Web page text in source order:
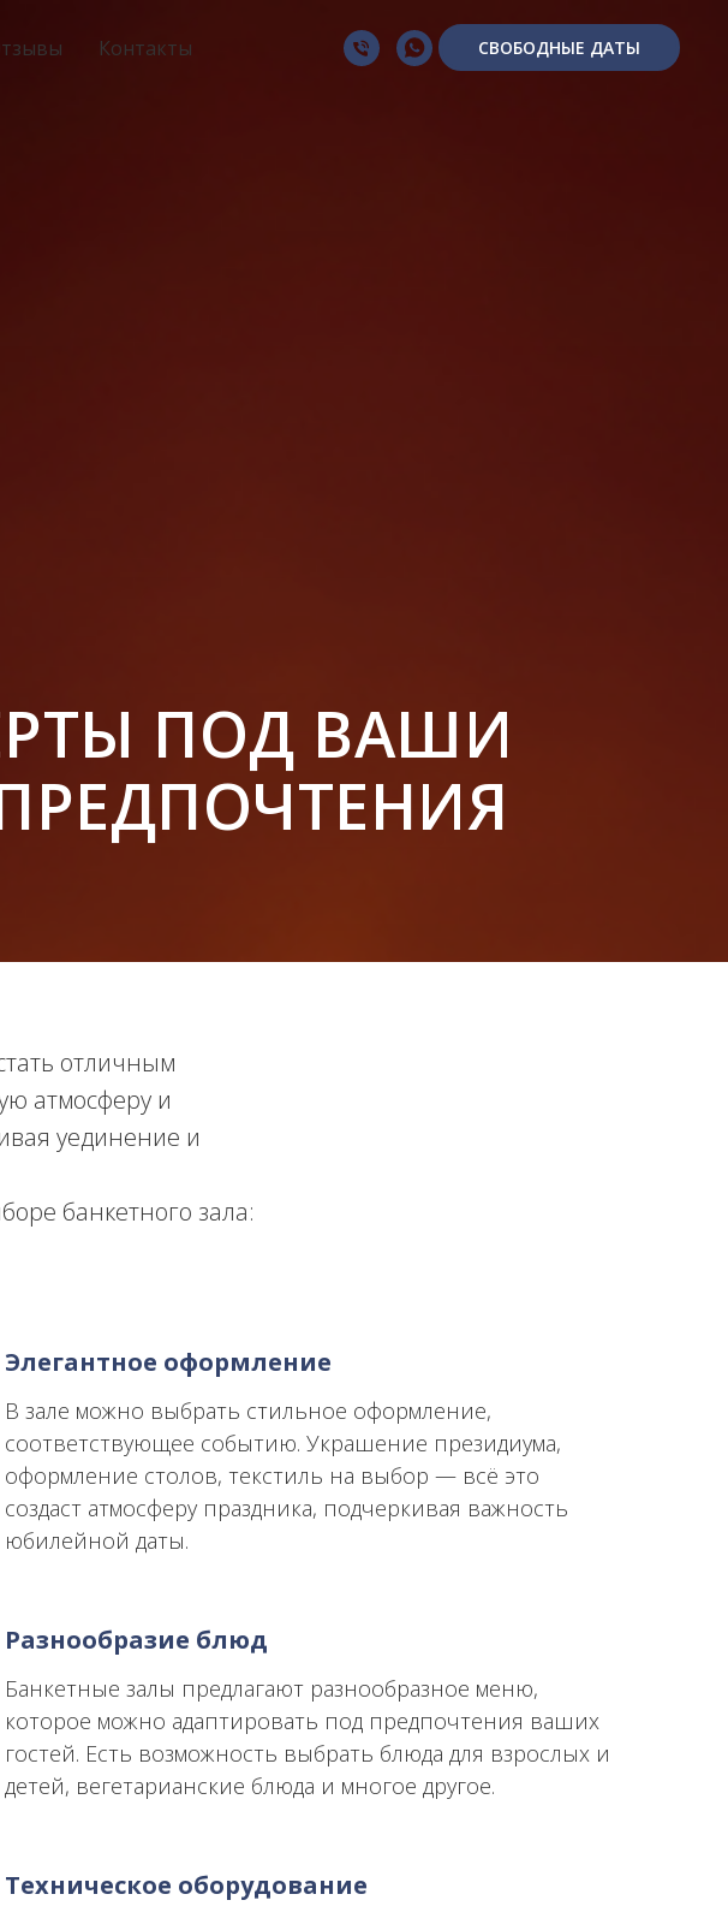
Контакты СВОБОДНЫЕ ДАТЫ
ПОД ВАШИ
отличным
атмосферу и
уединение и
банкетного зала:
Элегантное оформление
В зале можно выбрать стильное оформление,
соответствующее событию. Украшение президиума,
оформление столов, текстиль на выбор — всё это
создаст атмосферу праздника, подчеркивая важность
юбилейной даты.
Разнообразие блюд
Банкетные залы предлагают разнообразное меню,
которое можно адаптировать под предпочтения ваших
гостей. Есть возможность выбрать блюда для взрослых и
детей, вегетарианские блюда и многое другое.
Техническое оборудование